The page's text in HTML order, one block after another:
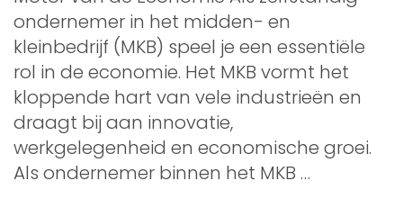
ondernemer in het midden- en
kleinbedrijf (MKB) speel je een essentiële
rol in de economie. Het MKB vormt het
kloppende hart van vele industrieën en
draagt bij aan innovatie,
werkgelegenheid en economische groei.
Als ondernemer binnen het MKB …